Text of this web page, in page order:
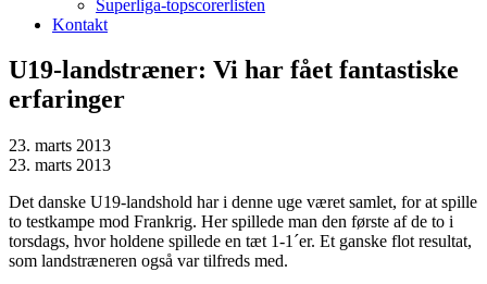
Superliga-topscorerlisten
Kontakt
U19-landstræner: Vi har fået fantastiske
erfaringer
23. marts 2013
23. marts 2013
Det danske U19-landshold har i denne uge været samlet, for at spille
to testkampe mod Frankrig. Her spillede man den første af de to i
torsdags, hvor holdene spillede en tæt 1-1´er. Et ganske flot resultat,
som landstræneren også var tilfreds med.